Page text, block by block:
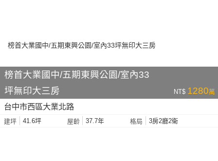
榜首大業國中/五期東興公園/室內33
坪無印大三房
NT$ 1280萬
台中市西區大業北路
建坪 41.6坪 屋齡 37.7年 格局 3房2廳2衛